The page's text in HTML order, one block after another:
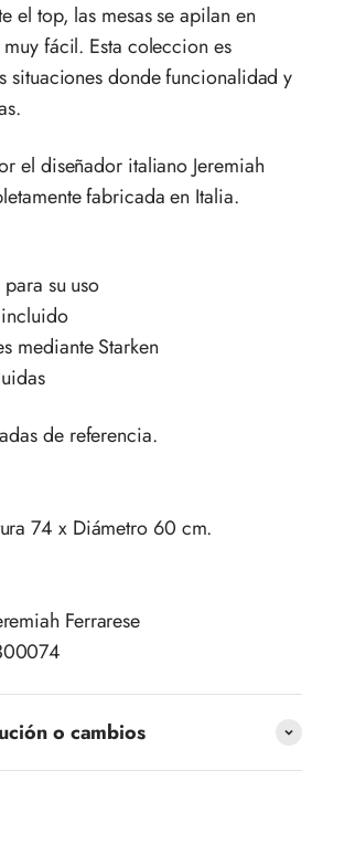
el top, las mesas se apilan en
fácil. Esta coleccion es
situaciones donde funcionalidad y
el diseñador italiano Jeremiah
fabricada en Italia.
su uso
mediante Starken
de referencia.
74 x Diámetro 60 cm.
Ferrarese
o cambios